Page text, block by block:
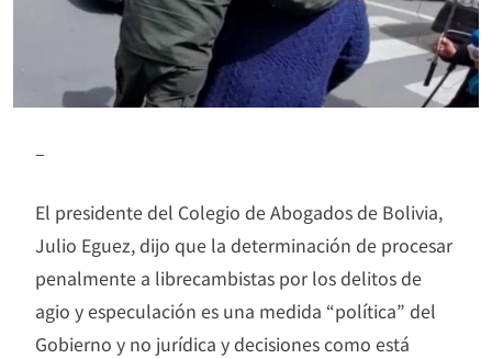
–
El presidente del Colegio de Abogados de Bolivia,
Julio Eguez, dijo que la determinación de procesar
penalmente a librecambistas por los delitos de
agio y especulación es una medida “política” del
Gobierno y no jurídica y decisiones como está